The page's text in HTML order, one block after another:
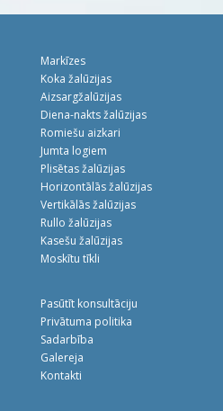
Markīzes
Koka žalūzijas
Aizsargžalūzijas
Diena-nakts žalūzijas
Romiešu aizkari
Jumta logiem
Plisētas žalūzijas
Horizontālās žalūzijas
Vertikālās žalūzijas
Rullo žalūzijas
Kasešu žalūzijas
Moskītu tīkli
Pasūtīt konsultāciju
Privātuma politika
Sadarbība
Galereja
Kontakti